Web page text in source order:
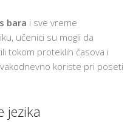
bara i sve vreme
učenici su mogli da
tokom proteklih časova i
koriste pri poseti
jezika